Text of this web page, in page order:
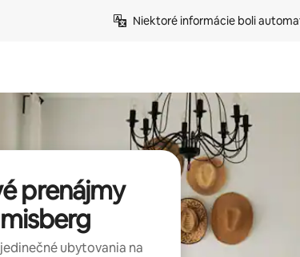
Niektoré informácie boli
prenájmy
ubytovania na